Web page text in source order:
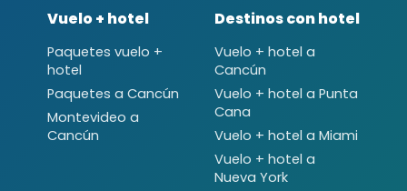
Vuelo + hotel
Paquetes vuelo +
hotel
Paquetes a Cancún
Montevideo a
Cancún
Destinos con hotel
Vuelo + hotel a
Cancún
Vuelo + hotel a Punta
Cana
Vuelo + hotel a Miami
Vuelo + hotel a
Nueva York